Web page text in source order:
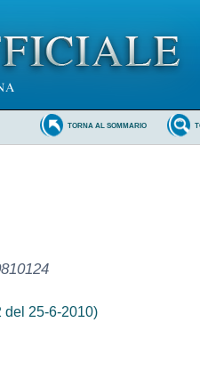
TORNA AL SOMMARIO
del 25-6-2010)